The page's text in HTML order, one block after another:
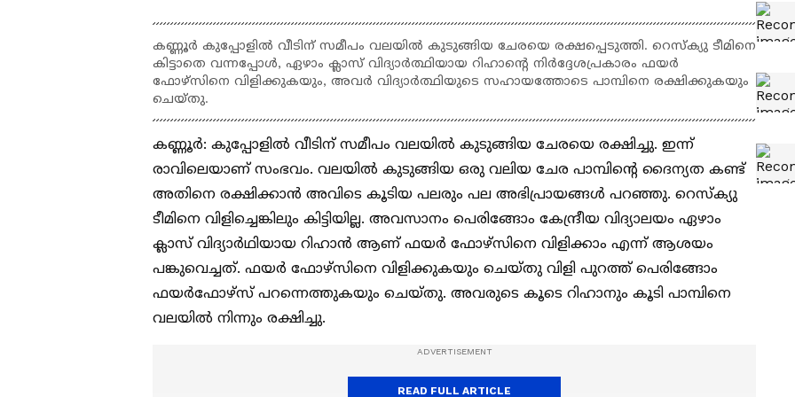
കണ്ണൂർ കുപ്പോളിൽ വീടിന് സമീപം വലയിൽ കുടുങ്ങിയ ചേരയെ രക്ഷപ്പെടുത്തി. റെസ്ക്യു ടീമിനെ
കിട്ടാതെ വന്നപ്പോൾ, ഏഴാം ക്ലാസ് വിദ്യാർത്ഥിയായ റിഹാൻ്റെ നിർദ്ദേശപ്രകാരം ഫയർ
ഫോഴ്സിനെ വിളിക്കുകയും, അവർ വിദ്യാർത്ഥിയുടെ സഹായത്തോടെ പാമ്പിനെ രക്ഷിക്കുകയും
ചെയ്തു.
കണ്ണൂർ: കുപ്പോളിൽ വീടിന് സമീപം വലയിൽ കുടുങ്ങിയ ചേരയെ രക്ഷിച്ചു. ഇന്ന്
രാവിലെയാണ് സംഭവം. വലയിൽ കുടുങ്ങിയ ഒരു വലിയ ചേര പാമ്പിന്‍റെ ദൈന്യത കണ്ട്
അതിനെ രക്ഷിക്കാൻ അവിടെ കൂടിയ പലരും പല അഭിപ്രായങ്ങൾ പറഞ്ഞു. റെസ്ക്യു
ടീമിനെ വിളിച്ചെങ്കിലും കിട്ടിയില്ല. അവസാനം പെരിങ്ങോം കേന്ദ്രീയ വിദ്യാലയം ഏഴാം
ക്ലാസ് വിദ്യാർഥിയായ റിഹാൻ ആണ് ഫയർ ഫോഴ്സിനെ വിളിക്കാം എന്ന് ആശയം
പങ്കുവെച്ചത്. ഫയർ ഫോഴ്സിനെ വിളിക്കുകയും ചെയ്തു വിളി പുറത്ത് പെരിങ്ങോം
ഫയർഫോഴ്സ് പറന്നെത്തുകയും ചെയ്തു. അവരുടെ കൂടെ റിഹാനും കൂടി പാമ്പിനെ
വലയിൽ നിന്നും രക്ഷിച്ചു.
READ FULL ARTICLE